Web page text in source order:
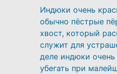
Индюки очень
обычно пёстрые
хвост, который
служит для
деле индюки
убегать при